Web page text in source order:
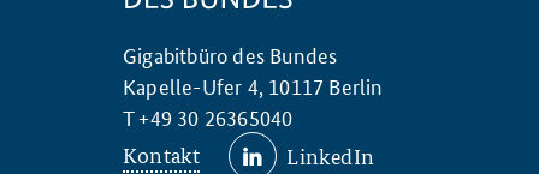
Gigabitbüro des Bundes
Kapelle-Ufer 4, 10117 Berlin
T +49 30 26365040
Kontakt LinkedIn